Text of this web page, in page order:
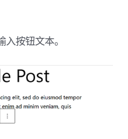
按钮文本。